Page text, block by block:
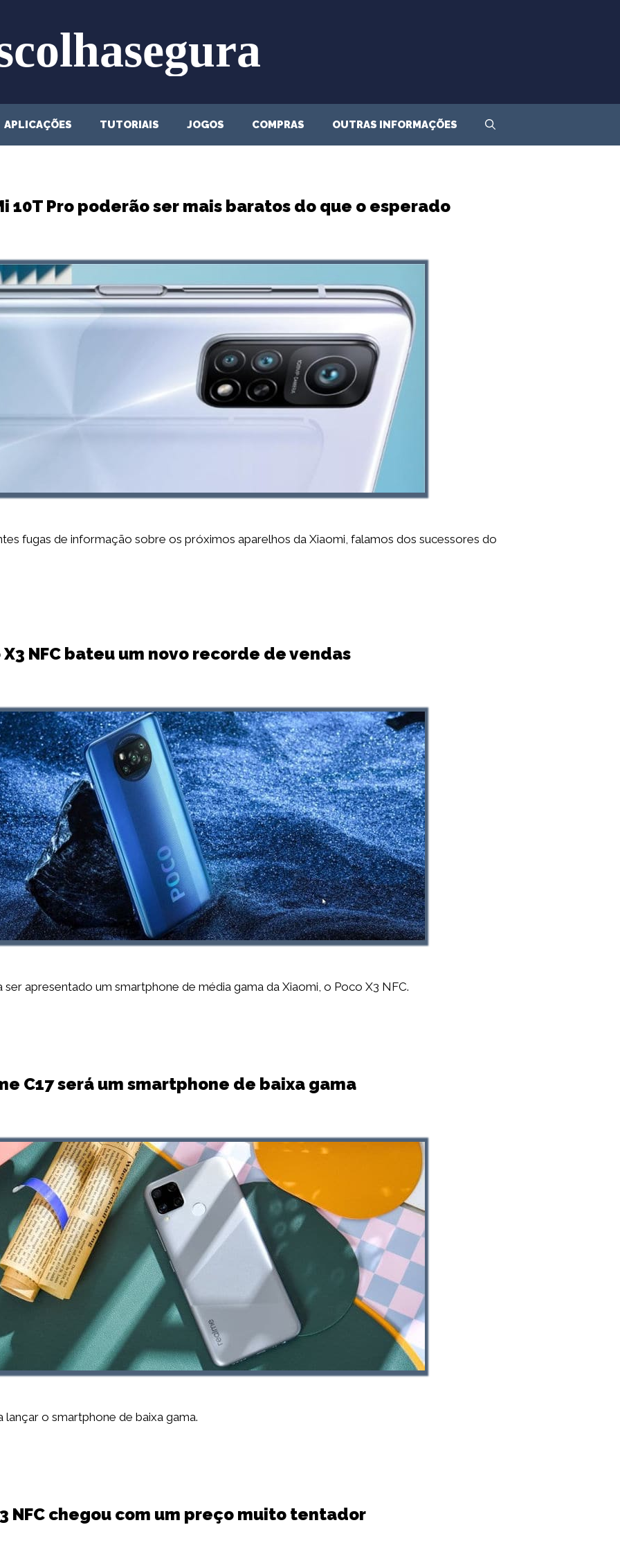
APLICAÇÕES TUTORIAIS JOGOS COMPRAS OUTRAS INFORMAÇÕES
10T Pro poderão ser mais baratos do que o esperado
fugas de informação sobre os próximos aparelhos da Xiaomi, falamos dos sucessores do
X3 NFC bateu um novo recorde de vendas
apresentado um smartphone de média gama da Xiaomi, o Poco X3 NFC.
C17 será um smartphone de baixa gama
o smartphone de baixa gama.
NFC chegou com um preço muito tentador